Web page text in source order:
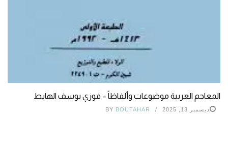
المعاجم العربية موضوعات وألفاظاً – فوزي يوسف الهابط
ديسمبر 13, 2025 BY BOUTAHAR